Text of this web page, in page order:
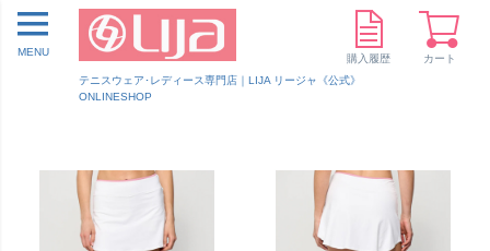
テニスウェア･レディース専門店｜LIJA リージャ《公式》
ONLINESHOP
MENU
購入履歴 カート